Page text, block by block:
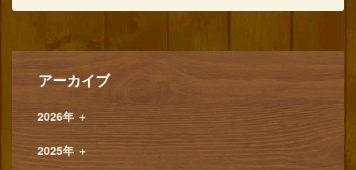
アーカイブ
2026年 ＋
2025年 ＋